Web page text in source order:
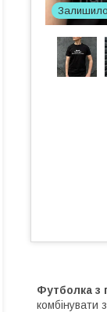
Футболка з